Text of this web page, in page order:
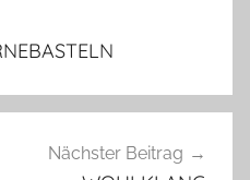
Nächster Beitrag